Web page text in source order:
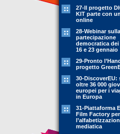
27-Il progetto
KIT parte con
online
28-Webinar sulla
partecipazione
democratica
16 e 23 gennaio
29-Pronto
progetto
30-DiscoverEU:
oltre 36 000
europei per i
in Europa
31-Piattaforma
Film Factory per
mediatica